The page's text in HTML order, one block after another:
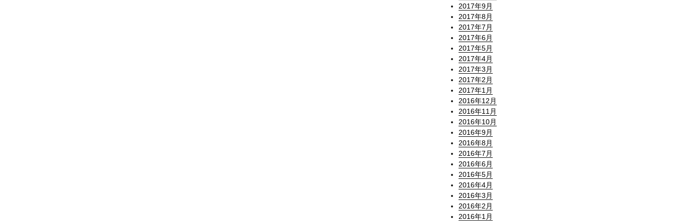
2017年9月
2017年8月
2017年7月
2017年6月
2017年5月
2017年4月
2017年3月
2017年2月
2017年1月
2016年12月
2016年11月
2016年10月
2016年9月
2016年8月
2016年7月
2016年6月
2016年5月
2016年4月
2016年3月
2016年2月
2016年1月